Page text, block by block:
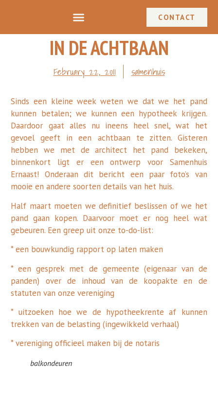
CONTACT
IN DE ACHTBAAN
February 22, 2011 samenhuis
Sinds een kleine week weten we dat we het pand
kunnen betalen; we kunnen een hypotheek krijgen.
Daardoor gaat alles nu ineens heel snel, wat het
gevoel geeft in een achtbaan te zitten. Gisteren
hebben we met de architect het pand bekeken,
binnenkort ligt er een ontwerp voor Samenhuis
Ernaast! Onderaan dit bericht een paar foto’s van
mooie en andere soorten details van het huis.
Half maart moeten we definitief beslissen of we het
pand gaan kopen. Daarvoor moet er nog heel wat
gebeuren. Een greep uit onze to-do-list:
* een bouwkundig rapport op laten maken
* een gesprek met de gemeente (eigenaar van de
panden) over de inhoud van de koopakte en de
statuten van onze vereniging
* uitzoeken hoe we de hypotheekrente af kunnen
trekken van de belasting (ingewikkeld verhaal)
* vereniging officieel maken bij de notaris
balkondeuren